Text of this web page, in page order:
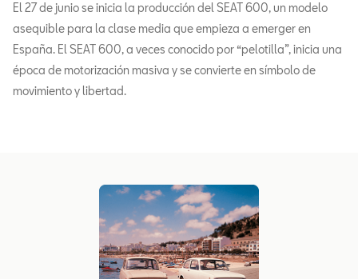
El 27 de junio se inicia la producción del SEAT 600, un modelo
asequible para la clase media que empieza a emerger en
España. El SEAT 600, a veces conocido por “pelotilla”, inicia una
época de motorización masiva y se convierte en símbolo de
movimiento y libertad.